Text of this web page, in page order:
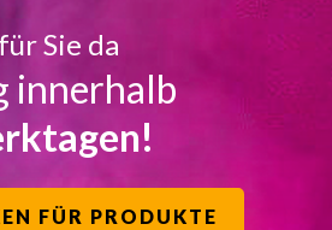
Sie da
innerhalb
FÜR PRODUKTE